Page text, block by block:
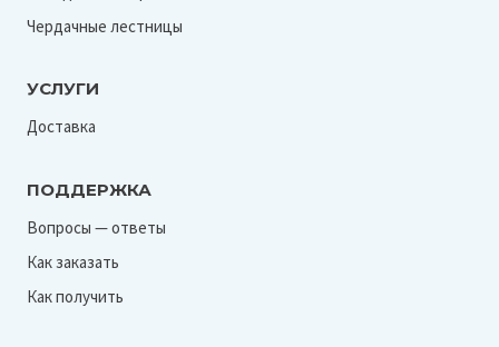
Чердачные лестницы
УСЛУГИ
Доставка
ПОДДЕРЖКА
Вопросы — ответы
Как заказать
Как получить